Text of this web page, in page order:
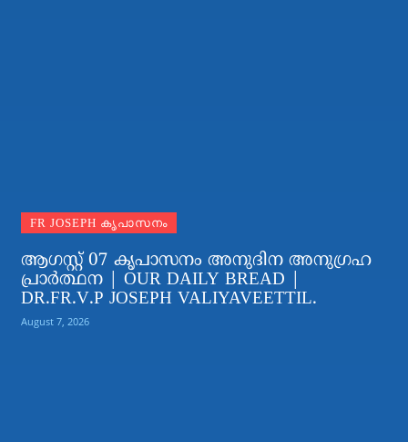
FR JOSEPH കൃപാസനം
ആഗസ്റ്റ് 07 കൃപാസനം അനുദിന അനുഗ്രഹ
പ്രാർത്ഥന | OUR DAILY BREAD |
DR.FR.V.P JOSEPH VALIYAVEETTIL.
August 7, 2026